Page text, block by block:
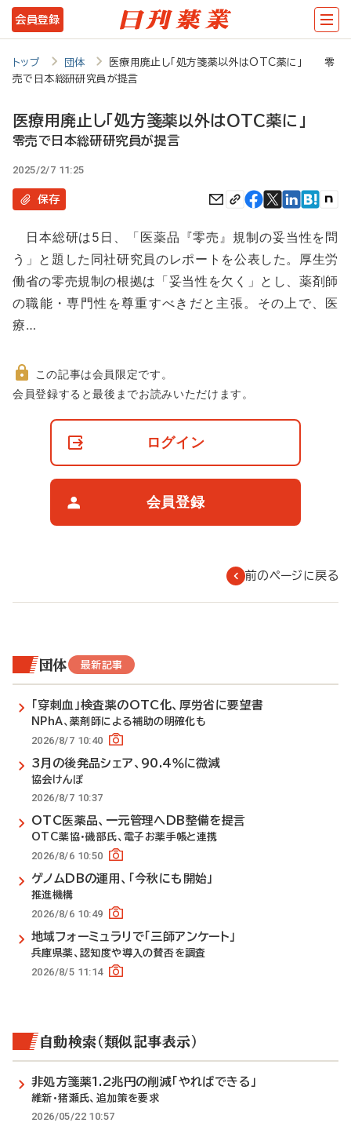
メ
イ
コ
テ
ツ
に
会員登録
トップ 団体
医療用廃止し「処方箋薬以外はOTC薬に」 零
売で日本総研研究員が提言
医療用廃止し「処方箋薬以外はOTC薬に」
零売で日本総研研究員が提言
2025/2/7 11:25
保存
日本総研は5日、「医薬品『零売』規制の妥当性を問
う」と題した同社研究員のレポートを公表した。厚生労
働省の零売規制の根拠は「妥当性を欠く」とし、薬剤師
の職能・専門性を尊重すべきだと主張。その上で、医
療…
非
この記事は会員限定です。
会員登録すると最後までお読みいただけます。
ログイン
会員登録
前のページに戻る
団体 最新記事
「穿刺血」検査薬のOTC化、厚労省に要望書
NPhA、薬剤師による補助の明確化も
2026/8/7 10:40
3月の後発品シェア、90.4％に微減
協会けんぽ
2026/8/7 10:37
OTC医薬品、一元管理へDB整備を提言
OTC薬協・磯部氏、電子お薬手帳と連携
2026/8/6 10:50
ゲノムDBの運用、「今秋にも開始」
推進機構
2026/8/6 10:49
地域フォーミュラリで「三師アンケート」
兵庫県薬、認知度や導入の賛否を調査
2026/8/5 11:14
自動検索（類似記事表示）
非処方箋薬1.2兆円の削減「やればできる」
維新・猪瀬氏、追加策を要求
2026/05/22 10:57